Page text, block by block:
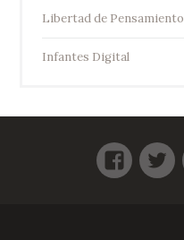
Libertad de Pensamiento
Infantes Digital